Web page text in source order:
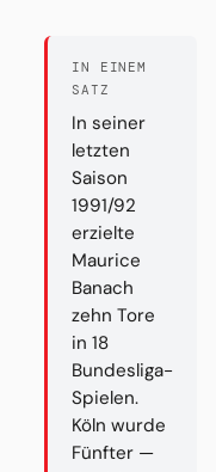
IN EINEM
SATZ
In seiner
letzten
Saison
1991/92
erzielte
Maurice
Banach
zehn Tore
in 18
Bundesliga-
Spielen.
Köln wurde
Fünfter —